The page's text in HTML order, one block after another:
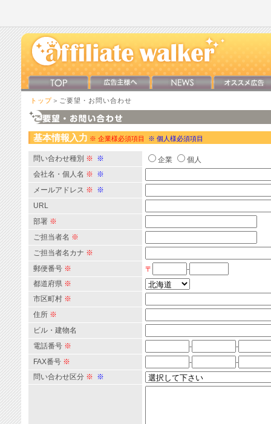
トップ ＞ご要望・お問い合わせ
基本情報入力 ※ 企業様必須項目 ※ 個人様必須項目
問い合わせ種別 ※ ※ 企業
個人
会社名・個人名 ※ ※
メールアドレス ※ ※
URL
部署 ※
ご担当者名 ※
ご担当者名カナ ※
郵便番号 ※ 〒
-
都道府県 ※
市区町村 ※
住所 ※
ビル・建物名
電話番号 ※ -
-
FAX番号 ※ -
-
問い合わせ区分 ※ ※